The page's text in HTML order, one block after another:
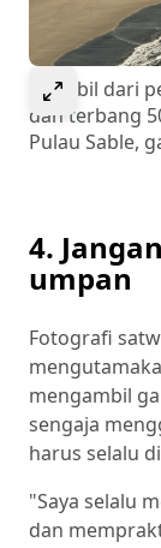
Select to
Diambil dari
dan terbang
Pulau Sable,
4.
umpan
Fotografi
mengambil
sengaja
harus selalu
"Saya selalu
dan